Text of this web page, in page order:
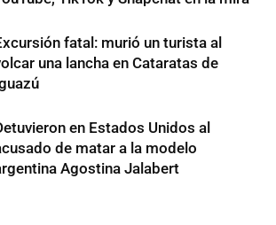
fatal: murió un turista al
una lancha en Cataratas de
en Estados Unidos al
de matar a la modelo
Agostina Jalabert